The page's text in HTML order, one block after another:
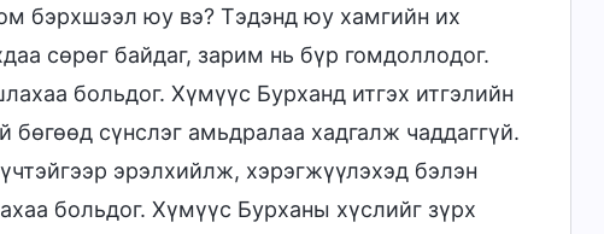
бэрхшээл юу вэ? Тэдэнд юу хамгийн их
сөрөг байдаг, зарим нь бүр гомдоллодог.
больдог. Хүмүүс Бурханд итгэх итгэлийн
сүнслэг амьдралаа хадгалж чаддаггүй.
эрэлхийлж, хэрэгжүүлэхэд бэлэн
больдог. Хүмүүс Бурханы хүслийг зүрх